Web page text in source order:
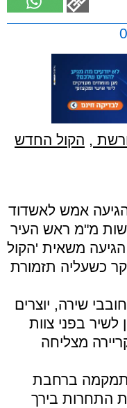
, הקול החדש
אמש לאשדוד
מ"מ ראש העיר
משאית 'הקול
כשעליה תזמורת
שירה, יוצרים
לשיר בפני צוות
מצליחה
ברחבת
התחרות בירך